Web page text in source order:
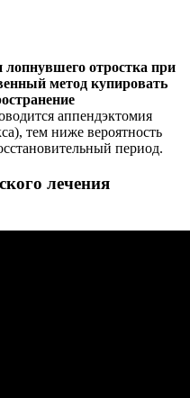
лопнувшего отростка при
метод купировать
аппендэктомия
тем ниже вероятность
период.
лечения